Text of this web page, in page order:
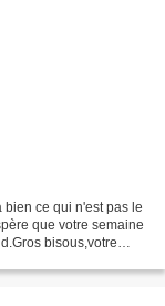
bien ce qui n'est pas le
que votre semaine
bisous,votre